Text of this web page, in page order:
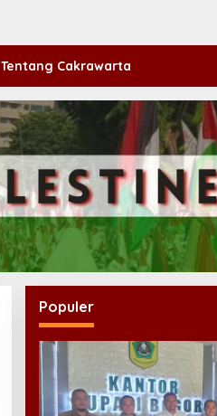
Tentang Cakrawarta
Populer